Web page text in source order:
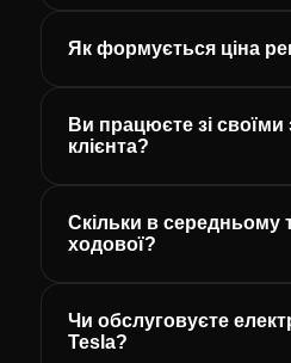
Як формується ціна
Ви працюєте зі
клієнта?
Скільки в середньому
ходової?
Чи обслуговуєте
Tesla?